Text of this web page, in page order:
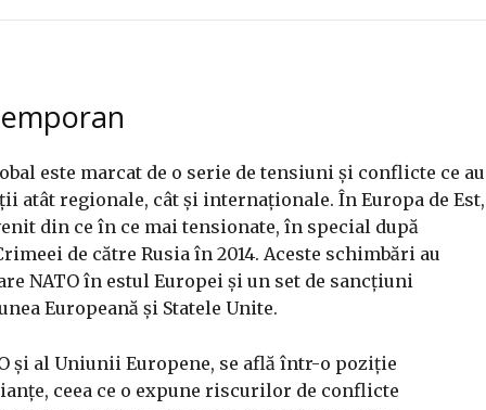
este marcat de o serie de tensiuni și conflicte ce au
atât regionale, cât și internaționale. În Europa de Est,
din ce în ce mai tensionate, în special după
de către Rusia în 2014. Aceste schimbări au
NATO în estul Europei și un set de sancțiuni
Europeană și Statele Unite.
și al Uniunii Europene, se află într-o poziție
ceea ce o expune riscurilor de conflicte